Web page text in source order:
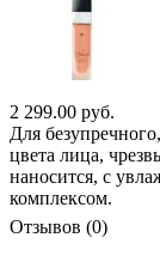
2 299.00 руб.
Для
цвета лица,
наносится, с
комплексом.
Отзывов (0)